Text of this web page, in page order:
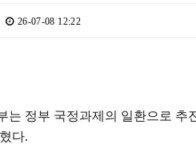
26-07-08 12:22
는 정부 국정과제의 일환으로 추
다.